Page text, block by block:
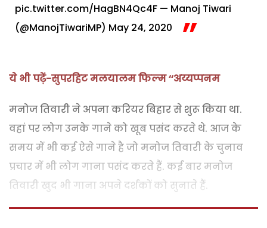
pic.twitter.com/HagBN4Qc4F — Manoj Tiwari
(@ManojTiwariMP) May 24, 2020
ये भी पढ़ें-सुपरहिट मलयालम फिल्म ‘‘अय्यप्पनम
मनोज तिवारी ने अपना करियर बिहार से शुरू किया था.
वहां पर लोग उनके गाने को खूब पसंद करते थे. आज के
समय में भी कई ऐसे गाने है जो मनोज तिवारी के चुनाव
प्रचार में भी लोग गाना पसंद करते हैं. कई बार मनोज
तिवारी खुद भी गाना अपने दर्शकों को सुनाते हैं.